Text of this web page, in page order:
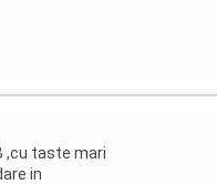
,cu taste mari
in